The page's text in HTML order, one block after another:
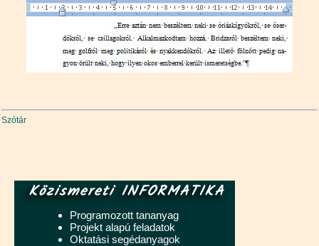
Szótár
Közismereti INFORMATIKA
Programozott tananyag
Projekt alapú feladatok
Oktatási segédanyagok